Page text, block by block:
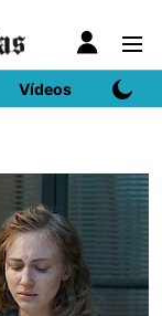
Vídeos DN